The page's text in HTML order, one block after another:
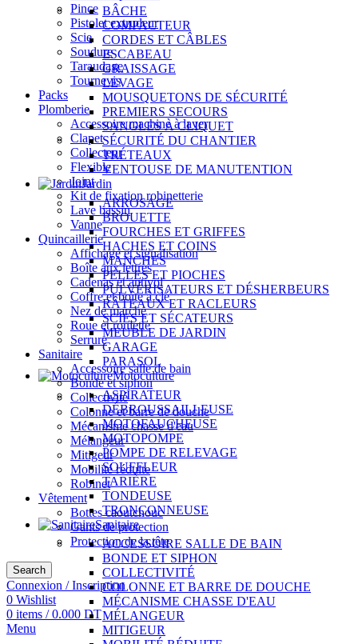
Pince
Pistolet extrudeur
Scie
Soudure
Taraudage
Tournevis
Packs
Plomberie
Accessoire machine à laver
Clapet
Collecteur
Flexible
Joint
Kit de fixation robinetterie
Lave bassin
Vanne
Quincaillerie
Affichage et signalisation
Boîte aux lettres
Cadenas et antivol
Coffre et boîte à clé
Nez de marche
Roue et roulette
Serrure
Sanitaire
Accessoire salle de bain
Bonde et siphon
Collectivité
Colonne et barre de douche
Mécanisme chasse d'eau
Mélangeur
Mitigeur
Mobilité réduite
Robinet
Vêtement
Bottes caoutchouc
Gants de protection
Protection de la tête
Search
Connexion / Inscription
0 Wishlist
0 items / 0.000 DT
Menu
BÂCHE
COMPACTEUR
CORDES ET CÂBLES
ESCABEAU
GRAISSAGE
LEVAGE
MOUSQUETONS DE SÉCURITÉ
PREMIERS SECOURS
SANGLES À CLIQUET
SÉCURITÉ DU CHANTIER
TRÉTEAUX
VENTOUSE DE MANUTENTION
Jardin
ARROSAGE
BROUETTE
FOURCHES ET GRIFFES
HACHES ET COINS
MANCHES
PELLES ET PIOCHES
PULVÉRISATEURS ET DÉSHERBEURS
RÂTEAUX ET RACLEURS
SCIES ET SÉCATEURS
MEUBLE DE JARDIN
GARAGE
PARASOL
Motoculture
ASPIRATEUR
DÉBROUSSAILLEUSE
MOTOFAUCHEUSE
MOTOPOMPE
POMPE DE RELEVAGE
SOUFFLEUR
TARIÈRE
TONDEUSE
TRONÇONNEUSE
Sanitaire
ACCESSOIRE SALLE DE BAIN
BONDE ET SIPHON
COLLECTIVITÉ
COLONNE ET BARRE DE DOUCHE
MÉCANISME CHASSE D'EAU
MÉLANGEUR
MITIGEUR